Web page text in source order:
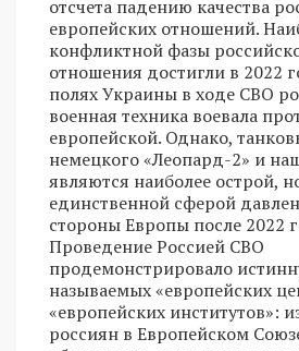
отсчета падению качества
европейских отношений.
конфликтной фазы
отношения достигли в 2022
полях Украины в ходе СВО
военная техника воевала
европейской. Однако,
немецкого «Леопард-2» и
являются наиболее острой,
единственной сферой
стороны Европы после 2022
Проведение Россией СВО
продемонстрировало
называемых «европейских
«европейских институтов»:
россиян в Европейском